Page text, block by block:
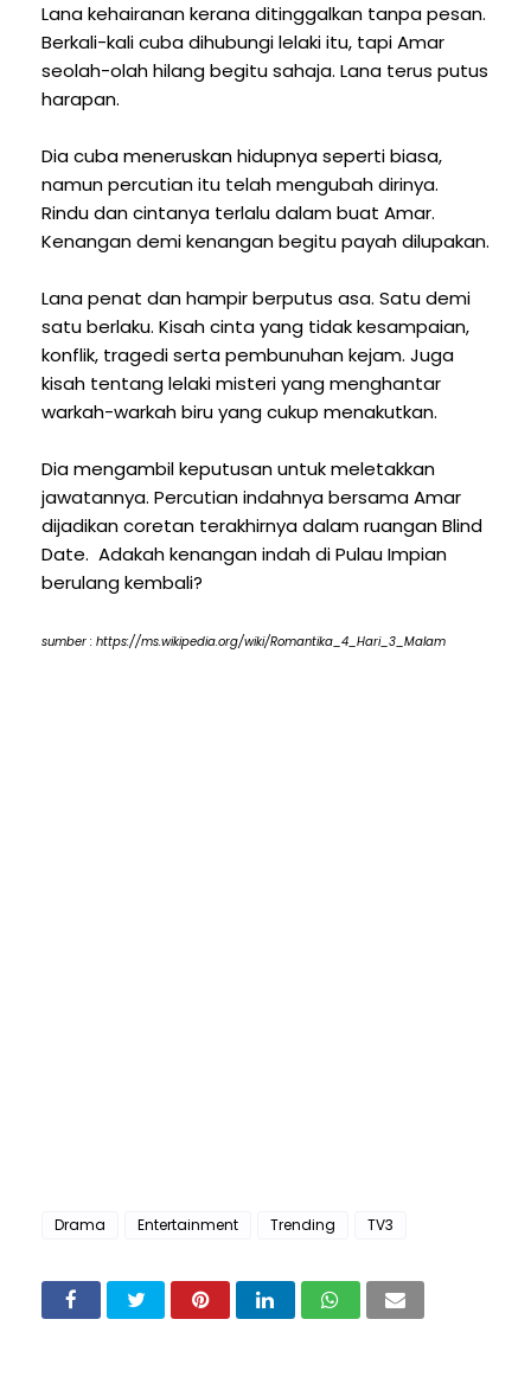
Lana kehairanan kerana ditinggalkan tanpa pesan.
Berkali-kali cuba dihubungi lelaki itu, tapi Amar
seolah-olah hilang begitu sahaja. Lana terus putus
harapan.
Dia cuba meneruskan hidupnya seperti biasa,
namun percutian itu telah mengubah dirinya.
Rindu dan cintanya terlalu dalam buat Amar.
Kenangan demi kenangan begitu payah dilupakan.
Lana penat dan hampir berputus asa. Satu demi
satu berlaku. Kisah cinta yang tidak kesampaian,
konflik, tragedi serta pembunuhan kejam. Juga
kisah tentang lelaki misteri yang menghantar
warkah-warkah biru yang cukup menakutkan.
Dia mengambil keputusan untuk meletakkan
jawatannya. Percutian indahnya bersama Amar
dijadikan coretan terakhirnya dalam ruangan Blind
Date. Adakah kenangan indah di Pulau Impian
berulang kembali?
sumber : https://ms.wikipedia.org/wiki/Romantika_4_Hari_3_Malam
Drama Entertainment Trending TV3